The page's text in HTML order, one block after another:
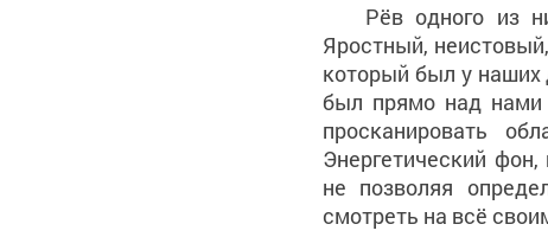
Рёв одного из
Яростный,
который был у
был прямо над нами
просканировать
Энергетический
не позволяя
смотреть на всё